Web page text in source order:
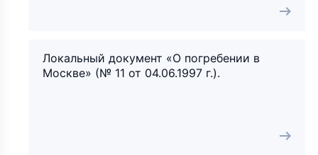
Локальный документ «О погребении в
Москве» (№ 11 от 04.06.1997 г.).